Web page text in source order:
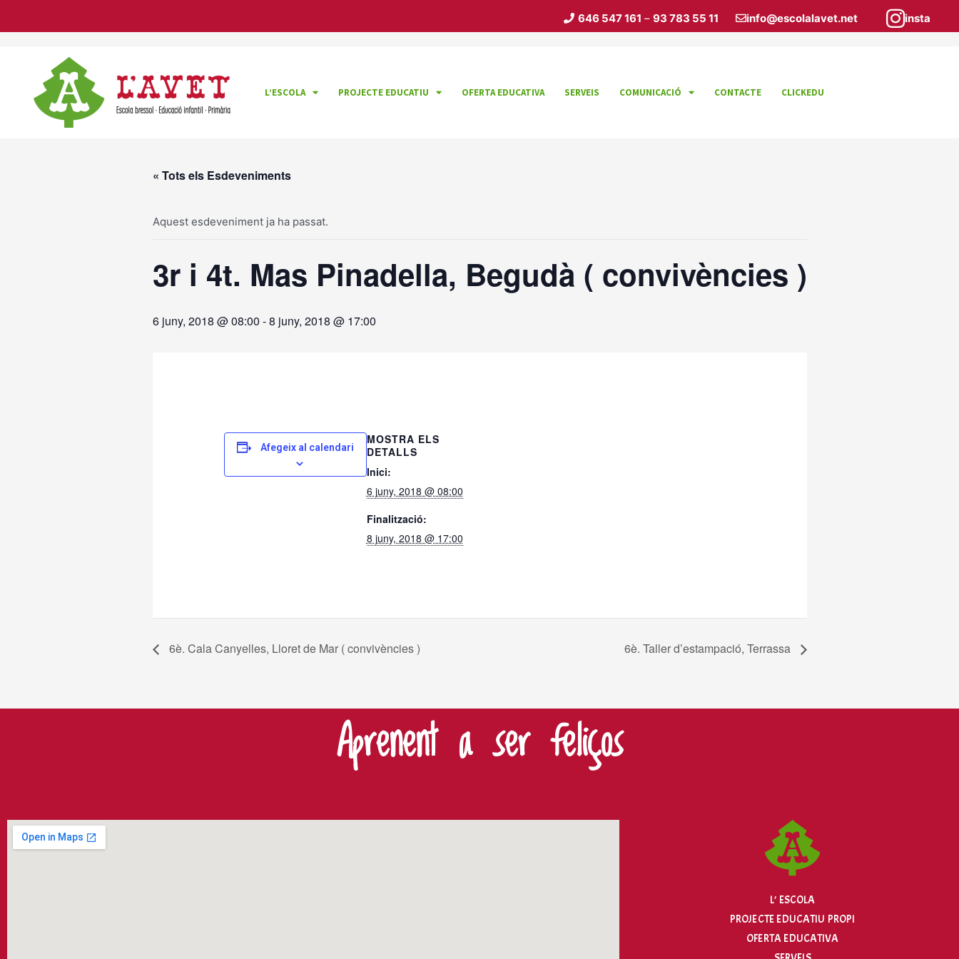
646 547 161 – 93 783 55 11 info@escolalavet.net insta
L’ESCOLA PROJECTE EDUCATIU OFERTA EDUCATIVA SERVEIS COMUNICACIÓ CONTACTE CLICKEDU
« Tots els Esdeveniments
Aquest esdeveniment ja ha passat.
3r i 4t. Mas Pinadella, Begudà ( convivències )
6 juny, 2018 @ 08:00 -8 juny, 2018 @ 17:00
Afegeix al calendari
MOSTRA ELS
DETALLS
Inici:
6 juny, 2018 @ 08:00
Finalització:
8 juny, 2018 @ 17:00
6è. Cala Canyelles, Lloret de Mar ( convivències ) 6è. Taller d’estampació, Terrassa
Aprenent a ser feliços
L’ ESCOLA
PROJECTE EDUCATIU PROPI
OFERTA EDUCATIVA